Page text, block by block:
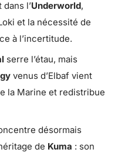
dans l’Underworld,
et la nécessité de
à l’incertitude.
serre l’étau, mais
venus d’Elbaf vient
la Marine et redistribue
désormais
de Kuma : son